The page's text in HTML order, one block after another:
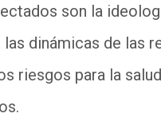
son la
dinámicas de las
riesgos para la